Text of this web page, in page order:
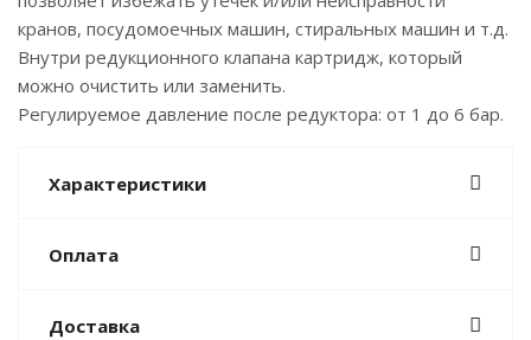
кранов, посудомоечных машин, стиральных машин и т.д.
Внутри редукционного клапана картридж, который
можно очистить или заменить.
Регулируемое давление после редуктора: от 1 до 6 бар.
Характеристики
Оплата
Доставка